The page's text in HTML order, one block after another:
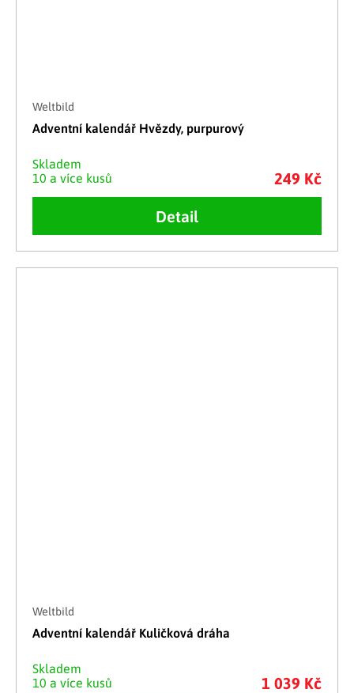
Weltbild
Adventní kalendář Hvězdy, purpurový
Skladem
10 a více kusů
249 Kč
Detail
Weltbild
Adventní kalendář Kuličková dráha
Skladem
10 a více kusů
1 039 Kč